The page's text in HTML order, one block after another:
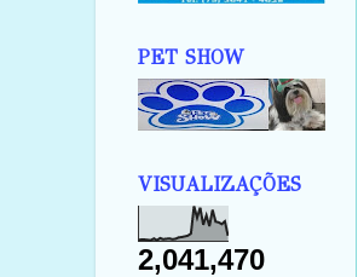
PET SHOW
VISUALIZAÇÕES
2,041,470